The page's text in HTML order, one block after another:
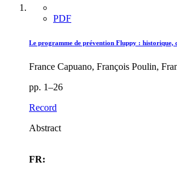
PDF
Le programme de prévention Fluppy : historique,
France Capuano, François Poulin,
pp. 1–26
Record
Abstract
FR: